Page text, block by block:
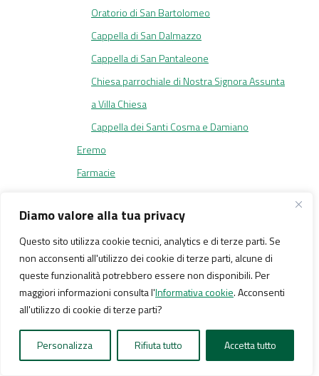
Diamo valore alla tua privacy
Questo sito utilizza cookie tecnici, analytics e di terze parti. Se
non acconsenti all'utilizzo dei cookie di terze parti, alcune di
queste funzionalità potrebbero essere non disponibili. Per
maggiori informazioni consulta l'Informativa cookie. Acconsenti
all'utilizzo di cookie di terze parti?
Personalizza Rifiuta tutto Accetta tutto
Oratorio di San Bartolomeo
Cappella di San Dalmazzo
Cappella di San Pantaleone
Chiesa parrochiale di Nostra Signora Assunta
a Villa Chiesa
Cappella dei Santi Cosma e Damiano
Eremo
Farmacie
Foresta e bosco
Foresteria
Fortezza
Forte di Rocca Liverna
Galleria
Ghiacciaio